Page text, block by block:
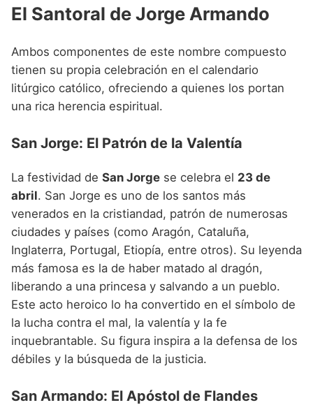
El Santoral de Jorge Armando
Ambos componentes de este nombre compuesto
tienen su propia celebración en el calendario
litúrgico católico, ofreciendo a quienes los portan
una rica herencia espiritual.
San Jorge: El Patrón de la Valentía
La festividad de San Jorge se celebra el 23 de
abril. San Jorge es uno de los santos más
venerados en la cristiandad, patrón de numerosas
ciudades y países (como Aragón, Cataluña,
Inglaterra, Portugal, Etiopía, entre otros). Su leyenda
más famosa es la de haber matado al dragón,
liberando a una princesa y salvando a un pueblo.
Este acto heroico lo ha convertido en el símbolo de
la lucha contra el mal, la valentía y la fe
inquebrantable. Su figura inspira a la defensa de los
débiles y la búsqueda de la justicia.
San Armando: El Apóstol de Flandes